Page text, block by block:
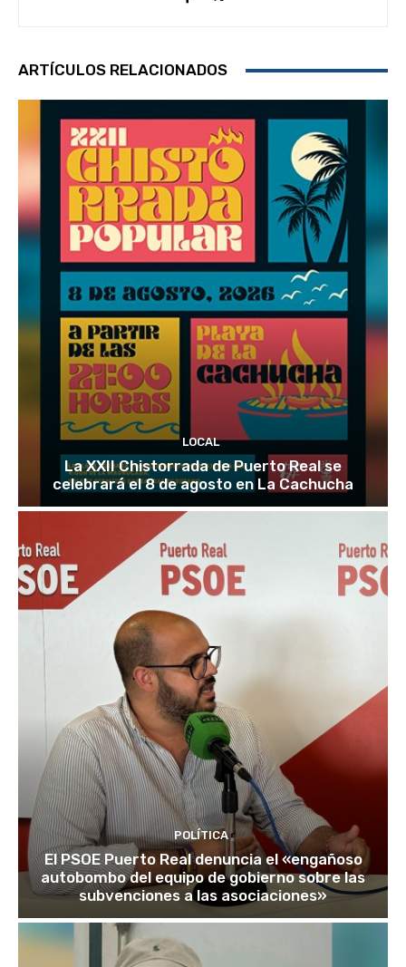
ARTÍCULOS RELACIONADOS
LOCAL
La XXII Chistorrada de Puerto Real se
celebrará el 8 de agosto en La Cachucha
POLÍTICA
El PSOE Puerto Real denuncia el «engañoso
autobombo del equipo de gobierno sobre las
subvenciones a las asociaciones»